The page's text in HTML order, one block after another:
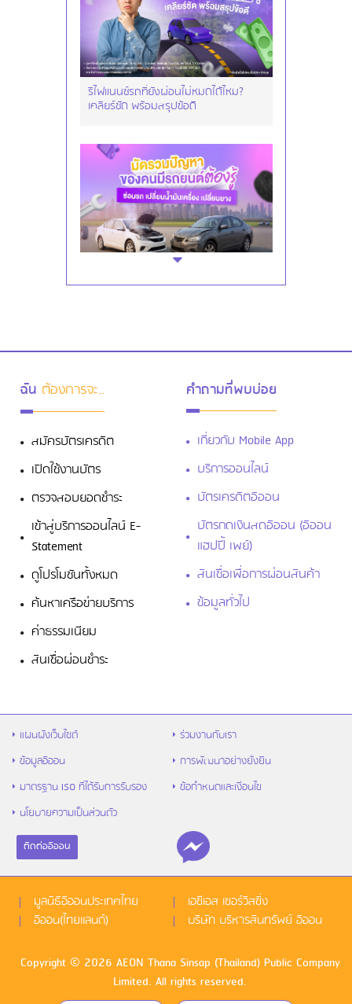
รีไฟแนนซ์รถที่ยังผ่อนไม่หมดได้ไหม?
เคลียร์ชัด พร้อมสรุปข้อดี
มัดรวมปัญหาของคนมีรถยนต์ต้องรู้
เครื่องเอาไว้
ฉัน ต้องการจะ..
สมัครบัตรเครดิต
เปิดใช้งานบัตร
ตรวจสอบยอดชำระ
เข้าสู่บริการออนไลน์ E-
Statement
ดูโปรโมชันทั้งหมด
ค้นหาเครือข่ายบริการ
ค่าธรรมเนียม
สินเชื่อผ่อนชำระ
คำถามที่พบบ่อย
เกี่ยวกับ Mobile App
บริการออนไลน์
บัตรเครดิตอิออน
บัตรกดเงินสดอิออน (อิออน
แฮปปี้ เพย์)
สินเชื่อเพื่อการผ่อนสินค้า
ข้อมูลทั่วไป
แผนผังเว็บไซต์
ร่วมงานกับเรา
ข้อมูลอิออน
การพัฒนาอย่างยั่งยืน
มาตรฐาน ISO ที่ได้รับการรับรอง
ข้อกำหนดและเงื่อนไข
นโยบายความเป็นส่วนตัว
ติดต่ออิออน
มูลนิธิอิออนประเทศไทย
เอซีเอส เซอร์วิสซิ่ง
อิออน(ไทยแลนด์)
บริษัท บริหารสินทรัพย์ อิออน
Copyright © 2026 AEON Thana Sinsap (Thailand) Public Company
Limited. All rights reserved.